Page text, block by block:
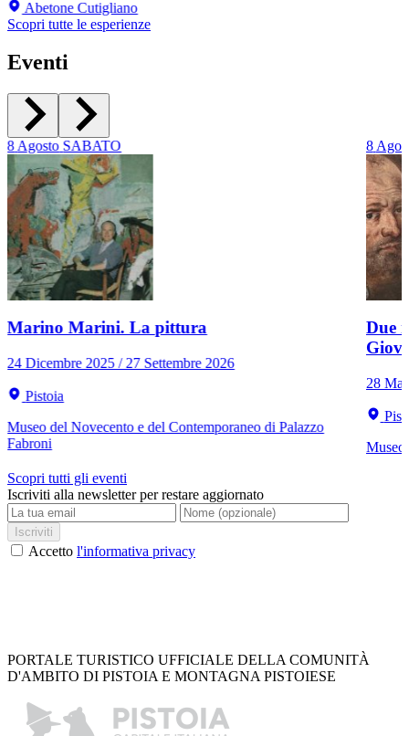
Abetone Cutigliano
Scopri tutte le esperienze
Eventi
8Agosto SABATO
Marino Marini. La pittura
24 Dicembre 2025 / 27 Settembre 2026
Pistoia
Museo del Novecento e del Contemporaneo di Palazzo
Fabroni
8
Due
28
Museo
Scopri tutti gli eventi
Iscriviti alla newsletter per restare aggiornato
Iscriviti
Accetto l'informativa privacy
PORTALE TURISTICO UFFICIALE DELLA COMUNITÀ
D'AMBITO DI PISTOIA E MONTAGNA PISTOIESE